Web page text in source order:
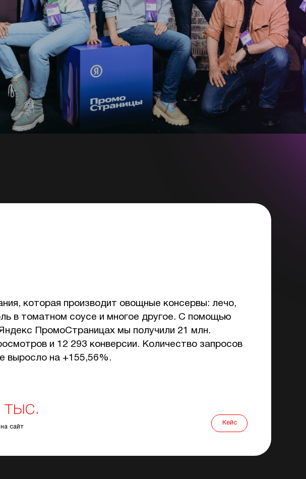
которая производит овощные консервы: лечо,
в томатном соусе и многое другое. С помощью
ПромоСтраницах мы получили 21 млн.
и 12 293 конверсии. Количество запросов
выросло на +155,56%.
сайт
Кейс